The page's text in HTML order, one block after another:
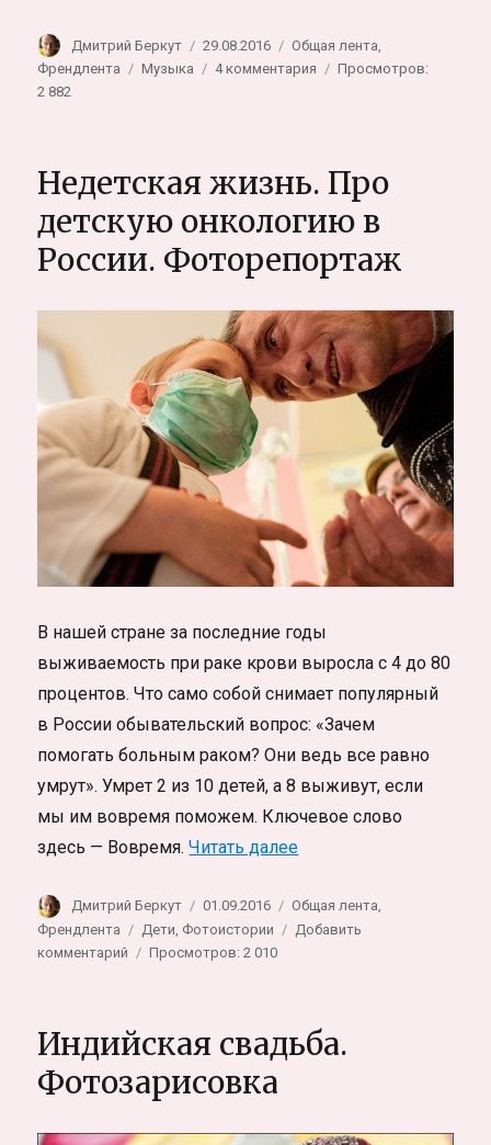
Автор
Дмитрий Беркут Опубликовано
29.08.2016 Рубрики
Общая лента
Френдлента
Метки
Музыка 4 комментария
Сибири.
Сергей
Летов
и Аркадий
FreeMan
в проекте
«Минус
Иван»
Просмотров:
2 882
Недетская жизнь. Про
детскую онкологию в
России. Фоторепортаж
В нашей стране за последние годы
выживаемость при раке крови выросла с 4 до 80
процентов. Что само собой снимает популярный
в России обывательский вопрос: «Зачем
помогать больным раком? Они ведь все равно
умрут». Умрет 2 из 10 детей, а 8 выживут, если
мы им вовремя поможем. Ключевое слово
здесь — Вовремя.Читать далее«Недетская жизнь.
Автор
Дмитрий Беркут Опубликовано
01.09.2016 Рубрики
Общая лента,
Френдлента
Метки
Дети Фотоистории
Добавить
комментарий
Про
онкологию
России.
Просмотров: 2 010
Индийская свадьба.
Фотозарисовка